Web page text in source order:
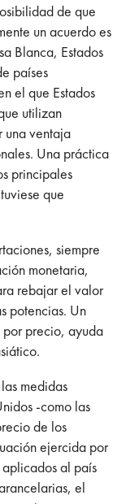
de que
un acuerdo es
Blanca, Estados
países
el que Estados
utilizan
una ventaja
Una práctica
principales
que
siempre
monetaria,
rebajar el valor
potencias. Un
precio, ayuda
medidas
-como las
de los
ejercida por
al país
el